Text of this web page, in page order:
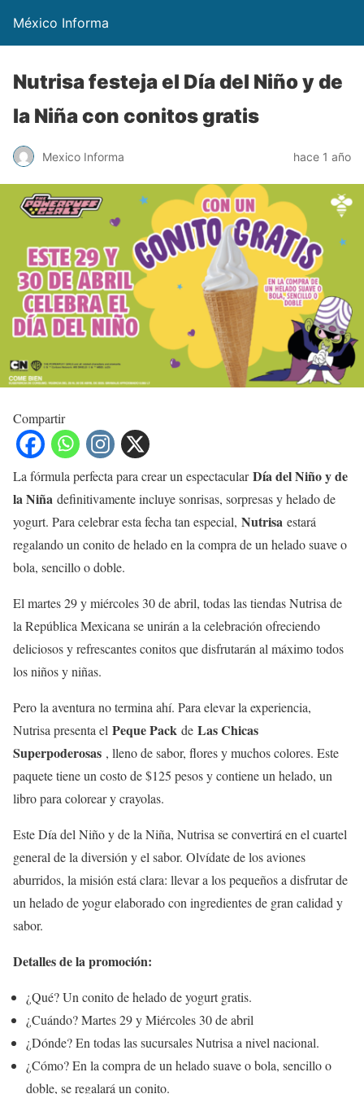
México Informa
Nutrisa festeja el Día del Niño y de
la Niña con conitos gratis
Mexico Informa hace 1 año
Compartir
La fórmula perfecta para crear un espectacularDía del Niño y de
la Niña definitivamente incluye sonrisas, sorpresas y helado de
yogurt. Para celebrar esta fecha tan especial, Nutrisa estará
regalando un conito de helado en la compra de un helado suave o
bola, sencillo o doble.
El martes 29 y miércoles 30 de abril, todas las tiendas Nutrisa de
la República Mexicana se unirán a la celebración ofreciendo
deliciosos y refrescantes conitos que disfrutarán al máximo todos
los niños y niñas.
Pero la aventura no termina ahí. Para elevar la experiencia,
Nutrisa presenta el Peque Pack de Las Chicas
Superpoderosas , lleno de sabor, flores y muchos colores. Este
paquete tiene un costo de $125 pesos y contiene un helado, un
libro para colorear y crayolas.
Este Día del Niño y de la Niña, Nutrisa se convertirá en el cuartel
general de la diversión y el sabor. Olvídate de los aviones
aburridos, la misión está clara: llevar a los pequeños a disfrutar de
un helado de yogur elaborado con ingredientes de gran calidad y
sabor.
Detalles de la promoción:
¿Qué? Un conito de helado de yogurt gratis.
¿Cuándo? Martes 29 y Miércoles 30 de abril
¿Dónde? En todas las sucursales Nutrisa a nivel nacional.
¿Cómo? En la compra de un helado suave o bola, sencillo o
doble, se regalará un conito.